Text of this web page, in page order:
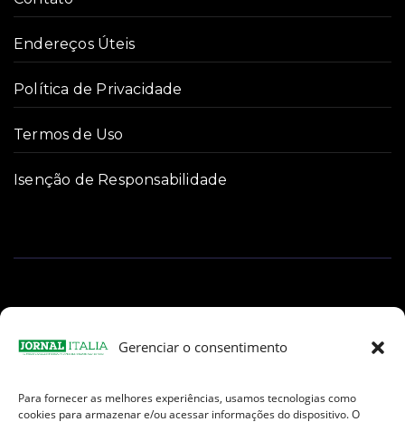
Gerenciar o consentimento
Para fornecer as melhores experiências, usamos tecnologias como
cookies para armazenar e/ou acessar informações do dispositivo. O
Endereços Úteis
Política de Privacidade
Termos de Uso
Isenção de Responsabilidade
Facebook
Instagram
TikTokYoutube
E-